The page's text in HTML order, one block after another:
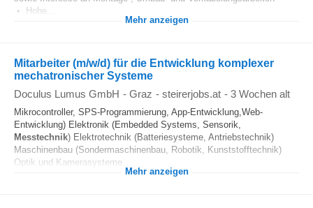
• Hohe...
Mehr anzeigen
Mitarbeiter (m/w/d) für die Entwicklung komplexer
mechatronischer Systeme
Doculus Lumus GmbH - Graz - steirerjobs.at - 3 Wochen alt
Mikrocontroller, SPS-Programmierung, App-Entwicklung,Web-
Entwicklung) Elektronik (Embedded Systems, Sensorik,
Messtechnik) Elektrotechnik (Batteriesysteme, Antriebstechnik)
Maschinenbau (Sondermaschinenbau, Robotik, Kunststofftechnik)
Optik und Kamerasysteme...
Mehr anzeigen